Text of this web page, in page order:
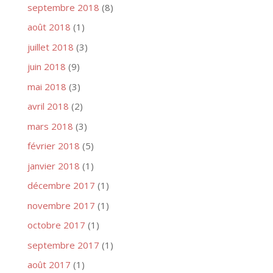
septembre 2018 (8)
août 2018 (1)
juillet 2018 (3)
juin 2018 (9)
mai 2018 (3)
avril 2018 (2)
mars 2018 (3)
février 2018 (5)
janvier 2018 (1)
décembre 2017 (1)
novembre 2017 (1)
octobre 2017 (1)
septembre 2017 (1)
août 2017 (1)